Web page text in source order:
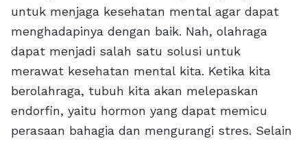
untuk menjaga kesehatan mental agar dapat
menghadapinya dengan baik. Nah, olahraga
dapat menjadi salah satu solusi untuk
merawat kesehatan mental kita. Ketika kita
berolahraga, tubuh kita akan melepaskan
endorfin, yaitu hormon yang dapat memicu
perasaan bahagia dan mengurangi stres. Selain